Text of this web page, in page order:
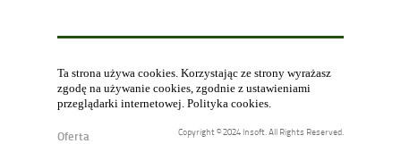
Ta strona używa cookies. Korzystając ze strony wyrażasz
zgodę na używanie cookies, zgodnie z ustawieniami
przeglądarki internetowej. Polityka cookies.
Copyright © 2024 Insoft. All Rights Reserved.
Oferta